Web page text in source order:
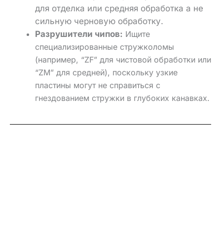
для отделка или средняя обработка а не
сильную черновую обработку.
Разрушители чипов: Ищите
специализированные стружколомы
(например, “ZF” для чистовой обработки или
“ZM” для средней), поскольку узкие
пластины могут не справиться с
гнездованием стружки в глубоких канавках.